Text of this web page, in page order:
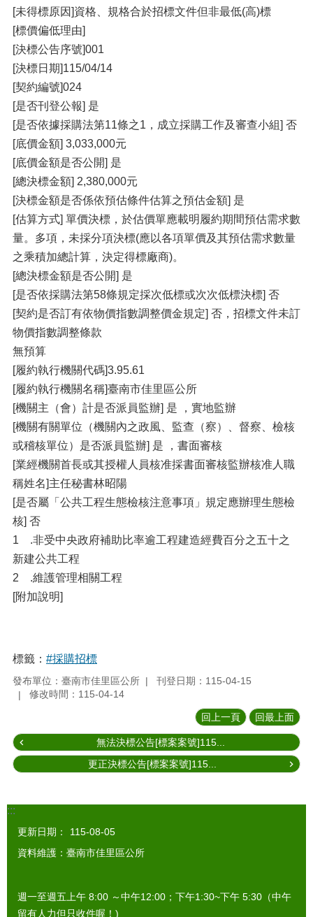
[未得標原因]資格、規格合於招標文件但非最低(高)標
[標價偏低理由]
[決標公告序號]001
[決標日期]115/04/14
[契約編號]024
[是否刊登公報] 是
[是否依據採購法第11條之1，成立採購工作及審查小組] 否
[底價金額] 3,033,000元
[底價金額是否公開] 是
[總決標金額] 2,380,000元
[決標金額是否係依預估條件估算之預估金額] 是
[估算方式] 單價決標，於估價單應載明履約期間預估需求數
量。多項，未採分項決標(應以各項單價及其預估需求數量
之乘積加總計算，決定得標廠商)。
[總決標金額是否公開] 是
[是否依採購法第58條規定採次低標或次次低標決標] 否
[契約是否訂有依物價指數調整價金規定] 否，招標文件未訂
物價指數調整條款
無預算
[履約執行機關代碼]3.95.61
[履約執行機關名稱]臺南市佳里區公所
[機關主（會）計是否派員監辦] 是 ，實地監辦
[機關有關單位（機關內之政風、監查（察）、督察、檢核
或稽核單位）是否派員監辦] 是 ，書面審核
[業經機關首長或其授權人員核准採書面審核監辦核准人職
稱姓名]主任秘書林昭陽
[是否屬「公共工程生態檢核注意事項」規定應辦理生態檢
核] 否
1 .非受中央政府補助比率逾工程建造經費百分之五十之
新建公共工程
2 .維護管理相關工程
[附加說明]
標籤： #採購招標
發布單位：臺南市佳里區公所
刊登日期：115-04-15
修改時間：115-04-14
回上一頁 回最上面
無法決標公告[標案案號]115...
更正決標公告[標案案號]115...
:::
更新日期：
115-08-05
資料維護：臺南市佳里區公所
週一至週五上午 8:00 ～中午12:00；下午1:30~下午 5:30（中午
留有人力但只收件喔！)